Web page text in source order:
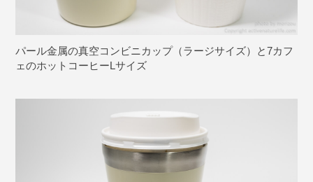
パール金属の真空コンビニカップ（ラージサイズ）と7カフ
ェのホットコーヒーLサイズ